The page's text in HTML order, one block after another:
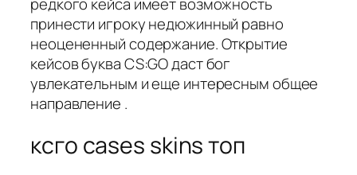
принести игроку недюжинный равно
неоцененный содержание. Открытие
кейсов буква CS:GO даст бог
увлекательным и еще интересным общее
направление .
ксго cases skins топ